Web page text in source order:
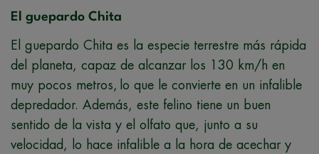
El guepardo Chita
El guepardo Chita es la especie terrestre más rápida
del planeta, capaz de alcanzar los 130 km/h en
muy pocos metros, lo que le convierte en un infalible
depredador. Además, este felino tiene un buen
sentido de la vista y el olfato que, junto a su
velocidad, lo hace infalible a la hora de acechar y